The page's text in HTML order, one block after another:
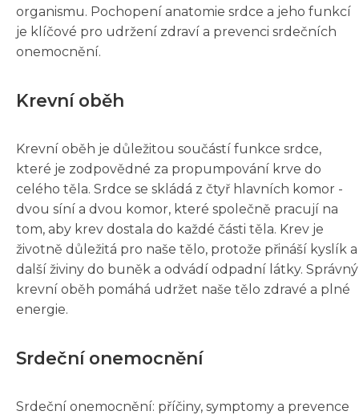
organismu. Pochopení anatomie srdce a jeho funkcí
je klíčové pro udržení zdraví a prevenci srdečních
onemocnění.
Krevní oběh
Krevní oběh je důležitou součástí funkce srdce,
které je zodpovědné za propumpování krve do
celého těla. Srdce se skládá z čtyř hlavních komor -
dvou síní a dvou komor, které společně pracují na
tom, aby krev dostala do každé části těla. Krev je
životně důležitá pro naše tělo, protože přináší kyslík a
další živiny do buněk a odvádí odpadní látky. Správný
krevní oběh pomáhá udržet naše tělo zdravé a plné
energie.
Srdeční onemocnění
Srdeční onemocnění: příčiny, symptomy a prevence